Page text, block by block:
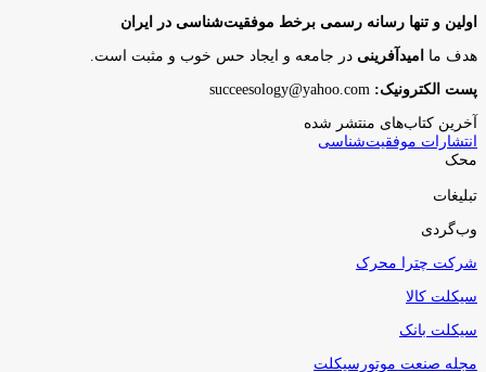
اولین و تنها رسانه رسمی برخط موفقیت‌شناسی در ایران
هدف ما امیدآفرینی در جامعه و ایجاد حس خوب و مثبت است.
پست الکترونیک:
آخرین کتاب‌های منتشر شده
انتشارات موفقیت‌شناسی
محک
تبلیغات
وب‌گردی
شرکت چترا محرک
سیکلت کالا
سیکلت بانک
مجله صنعت موتورسیکلت